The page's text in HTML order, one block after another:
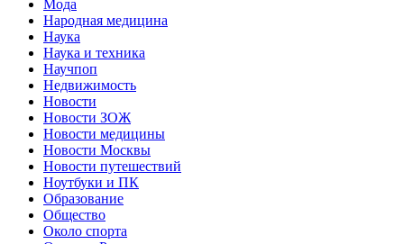
Мода
Народная медицина
Наука
Наука и техника
Научпоп
Недвижимость
Новости
Новости ЗОЖ
Новости медицины
Новости Москвы
Новости путешествий
Ноутбуки и ПК
Образование
Общество
Около спорта